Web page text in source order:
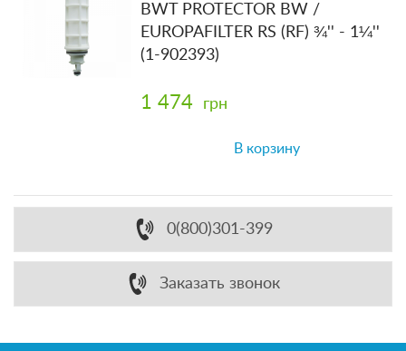
BWT PROTECTOR BW /
EUROPAFILTER RS (RF) ¾'' - 1¼''
(1-902393)
1 474 грн
В корзину
0(800)301-399
Заказать звонок